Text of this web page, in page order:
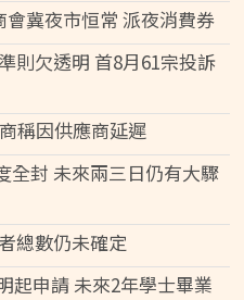
冀夜市恒常 派夜消費券
則欠透明 首8月61宗投訴
稱因供應商延遲
全封 未來兩三日仍有大驟
總數仍未確定
起申請 未來2年學士畢業